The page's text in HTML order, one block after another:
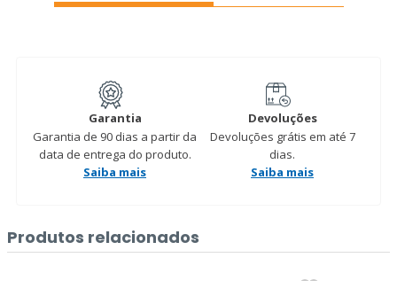
Garantia
Garantia de 90 dias a partir da
data de entrega do produto.
Saiba mais
Devoluções
Devoluções grátis em até 7
dias.
Saiba mais
Produtos relacionados